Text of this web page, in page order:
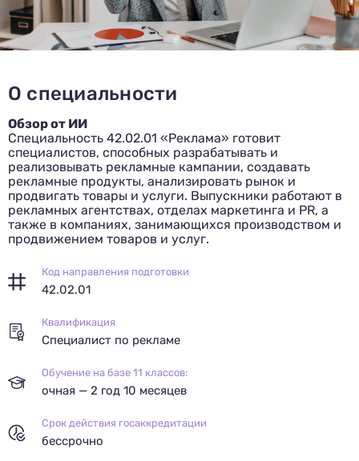
О специальности
Обзор от ИИ
Специальность 42.02.01 «Реклама» готовит
специалистов, способных разрабатывать и
реализовывать рекламные кампании, создавать
рекламные продукты, анализировать рынок и
продвигать товары и услуги. Выпускники работают в
рекламных агентствах, отделах маркетинга и PR, а
также в компаниях, занимающихся производством и
продвижением товаров и услуг.
Код направления подготовки
42.02.01
Квалификация
Специалист по рекламе
Обучение на базе 11 классов:
очная — 2 год 10 месяцев
Срок действия госаккредитации
бессрочно